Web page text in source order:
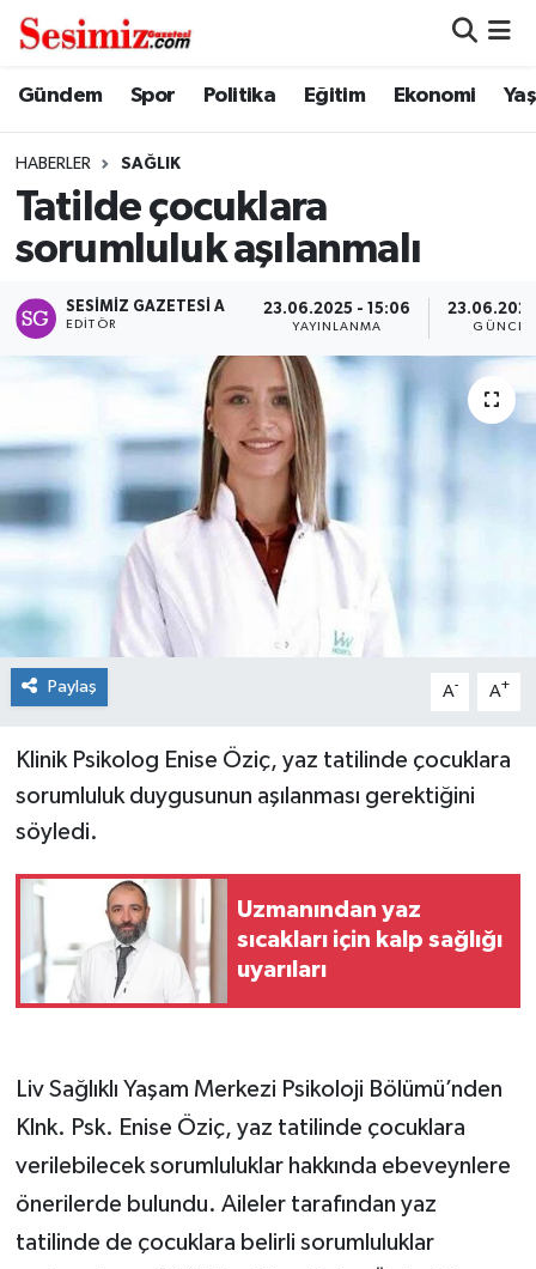
Gündem Spor Politika Eğitim Ekonomi
HABERLER SAĞLIK
Tatilde çocuklara
sorumluluk aşılanmalı
SESIMIZ GAZETESI A
EDITÖR
23.06.2025 - 15:06
YAYINLANMA
Paylaş A- A+
Klinik Psikolog Enise Öziç, yaz tatilinde çocuklara
sorumluluk duygusunun aşılanması gerektiğini
söyledi.
Uzmanından yaz
sıcakları için kalp sağlığı
uyarıları
Liv Sağlıklı Yaşam Merkezi Psikoloji Bölümü’nden
Klnk. Psk. Enise Öziç, yaz tatilinde çocuklara
verilebilecek sorumluluklar hakkında ebeveynlere
önerilerde bulundu. Aileler tarafından yaz
tatilinde de çocuklara belirli sorumluluklar
Dünya
Ekonomi
Gündem
Magazin
Politika
Sağlık
Teknoloji
Tokat Haberleri
Yaşam
Nöbetçi Eczaneler
Hava Durumu
Namaz Vakitleri
Süper Lig Puan Durumu ve Fikstür
Tüm Manşetler
Son Dakika Haberleri
Haber Arşivi